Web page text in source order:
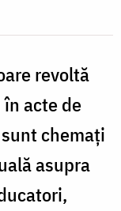
revoltă
acte de
chemaţi
asupra